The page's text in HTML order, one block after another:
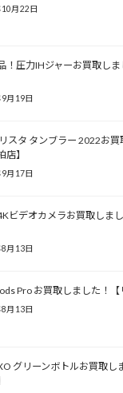
月22日
！圧力IHジャーお買取し
月19日
スタ タンブラー 2022お
店】
月17日
ビデオカメラお買取しま
月13日
Pro お買取しました！【
月13日
グリーンボトルお買取し